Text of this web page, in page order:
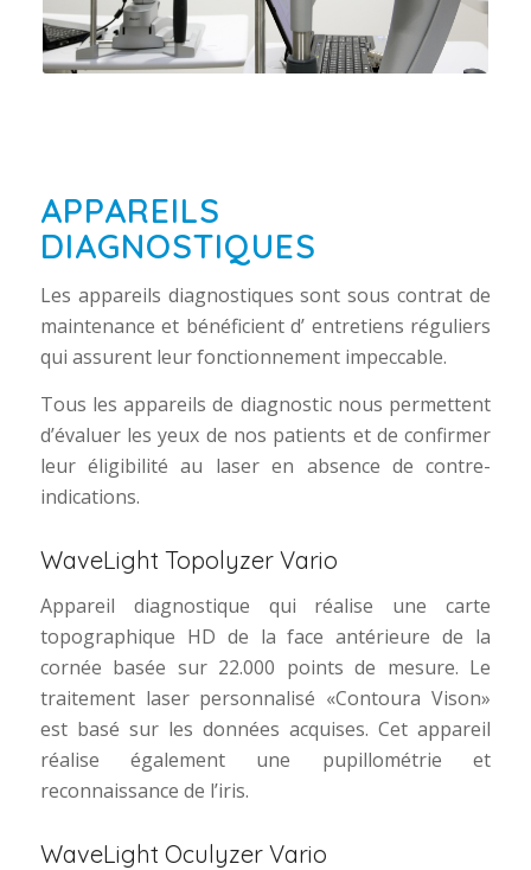
APPAREILS
DIAGNOSTIQUES
Les appareils diagnostiques sont sous contrat de
maintenance et bénéficient d’ entretiens réguliers
qui assurent leur fonctionnement impeccable.
Tous les appareils de diagnostic nous permettent
d’évaluer les yeux de nos patients et de confirmer
leur éligibilité au laser en absence de contre-
indications.
WaveLight Topolyzer Vario
Appareil diagnostique qui réalise une carte
topographique HD de la face antérieure de la
cornée basée sur 22.000 points de mesure. Le
traitement laser personnalisé «Contoura Vison»
est basé sur les données acquises. Cet appareil
réalise également une pupillométrie et
reconnaissance de l’iris.
WaveLight Oculyzer Vario